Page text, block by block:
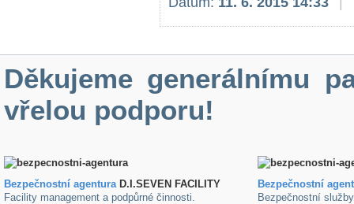
Děkujeme generálnímu
vřelou podporu!
Bezpečnostní agenturaD.I.SEVEN FACILITY
Facility management a podpůrné činnosti.
Bezpečnostní
Bezpečnostní